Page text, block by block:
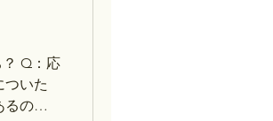
ト作
コー
策な
らア
Q：応
ついた
るの